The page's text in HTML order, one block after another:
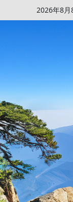
2026年8